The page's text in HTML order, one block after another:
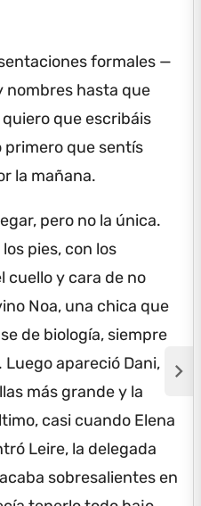
formales —
nombres hasta que
quiero que escribáis
primero que sentís
la mañana.
pero no la única.
pies, con los
cuello y cara de no
Noa, una chica que
de biología, siempre
Luego apareció Dani,
más grande y la
casi cuando Elena
Leire, la delegada
sobresalientes en
chevron_right